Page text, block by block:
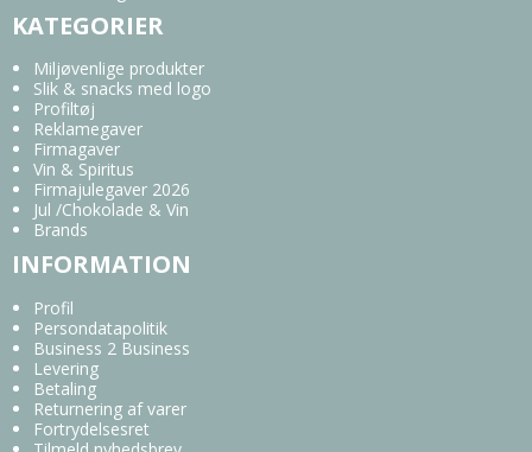
KATEGORIER
Miljøvenlige produkter
Slik & snacks med logo
Profiltøj
Reklamegaver
Firmagaver
Vin & Spiritus
Firmajulegaver 2026
Jul /Chokolade & Vin
Brands
INFORMATION
Profil
Persondatapolitik
Business 2 Business
Levering
Betaling
Returnering af varer
Fortrydelsesret